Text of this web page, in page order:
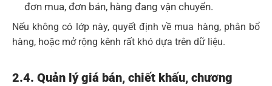
đơn mua, đơn bán, hàng đang vận chuyển.
Nếu không có lớp này, quyết định về mua hàng, phân bổ
hàng, hoặc mở rộng kênh rất khó dựa trên dữ liệu.
2.4. Quản lý giá bán, chiết khấu, chương